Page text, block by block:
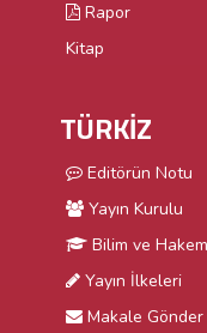
Rapor
Kitap
TÜRKİZ
Editörün Notu
Yayın Kurulu
Bilim ve
Yayın İlkeleri
Makale Gönder